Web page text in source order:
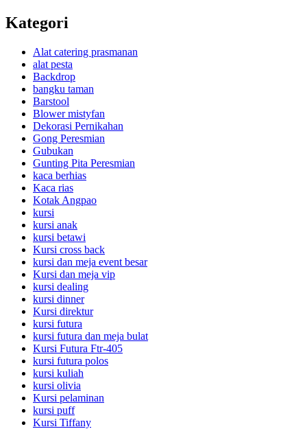
Kategori
Alat catering prasmanan
alat pesta
Backdrop
bangku taman
Barstool
Blower mistyfan
Dekorasi Pernikahan
Gong Peresmian
Gubukan
Gunting Pita Peresmian
kaca berhias
Kaca rias
Kotak Angpao
kursi
kursi anak
kursi betawi
Kursi cross back
kursi dan meja event besar
Kursi dan meja vip
kursi dealing
kursi dinner
Kursi direktur
kursi futura
kursi futura dan meja bulat
Kursi Futura Ftr-405
kursi futura polos
kursi kuliah
kursi olivia
Kursi pelaminan
kursi puff
Kursi Tiffany